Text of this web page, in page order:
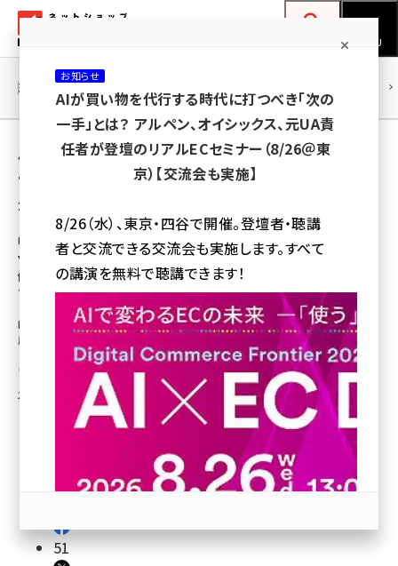
ン
ネットショップ担当者フォーラム
MENU
yahoo (1907)
楽天 (1874)
アスクル (1122)
base (1083)
ビィ・フォアード (777)
revico (744)
連載・特集 |
用語「データフィード」 が使われている記事の
一覧
全 8 記事中 1 ～ 8 を表示中
EC初心者でもわかるデータフィード完全入門
YouTubeのEC用向け動画広告「TrueView
for shopping」の利用に必要な「データ
フィード」って何?
EC界隈が注目する「データフィード」とは? 知識ゼロでもわかるダイナミック
広告を解説
2016年4月26日 7:00
51
お知らせ
AIが買い物を代行する時代に打つべき「次の
一手」とは？ アルペン、オイシックス、元UA責
任者が登壇のリアルECセミナー（8/26＠東
京）【交流会も実施】
8/26（水）、東京・四谷で開催。登壇者・聴講
者と交流できる交流会も実施します。すべて
の講演を無料で聴講できます！